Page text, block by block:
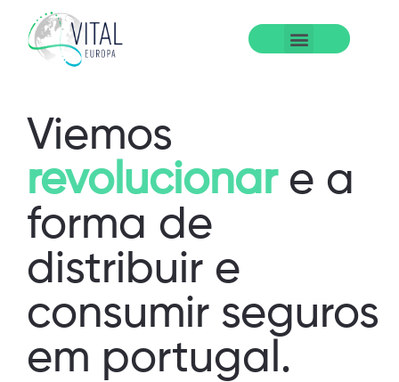
Viemos
revolucionar e a
forma de
distribuir e
consumir seguros
em portugal.